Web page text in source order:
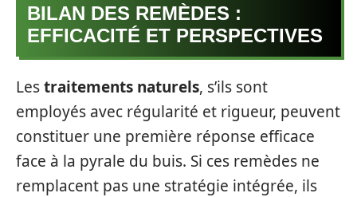
BILAN DES REMÈDES :
EFFICACITÉ ET PERSPECTIVES
Lestraitements naturels, s’ils sont
employés avec régularité et rigueur, peuvent
constituer une première réponse efficace
face à la pyrale du buis. Si ces remèdes ne
remplacent pas une stratégie intégrée, ils